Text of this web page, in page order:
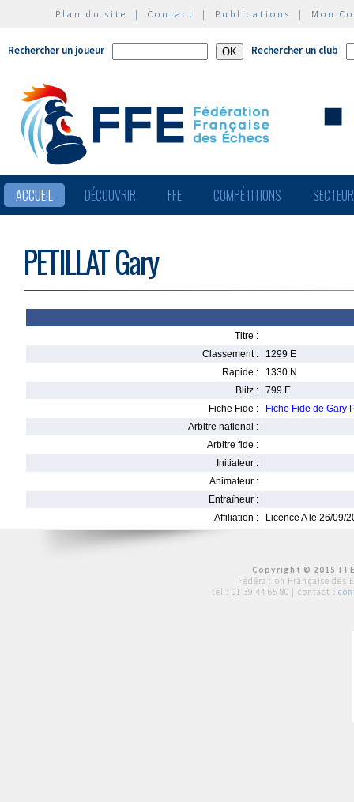
Plan du site | Contact | Publications | Mon
Rechercher un joueur Rechercher un club
ACCUEIL DÉCOUVRIR FFE COMPÉTITIONS
PETILLAT Gary
Titre :
Classement :
1299 E
Rapide :
1330 N
Blitz :
799 E
Fiche Fide :
Fiche Fide de Gary
Arbitre national :
Arbitre fide :
Initiateur :
Animateur :
Entraîneur :
Affiliation :
Licence A le 26/09/
Copyright © 2015
Fédération Française des
tél : 01 39 44 65 80 | contact :